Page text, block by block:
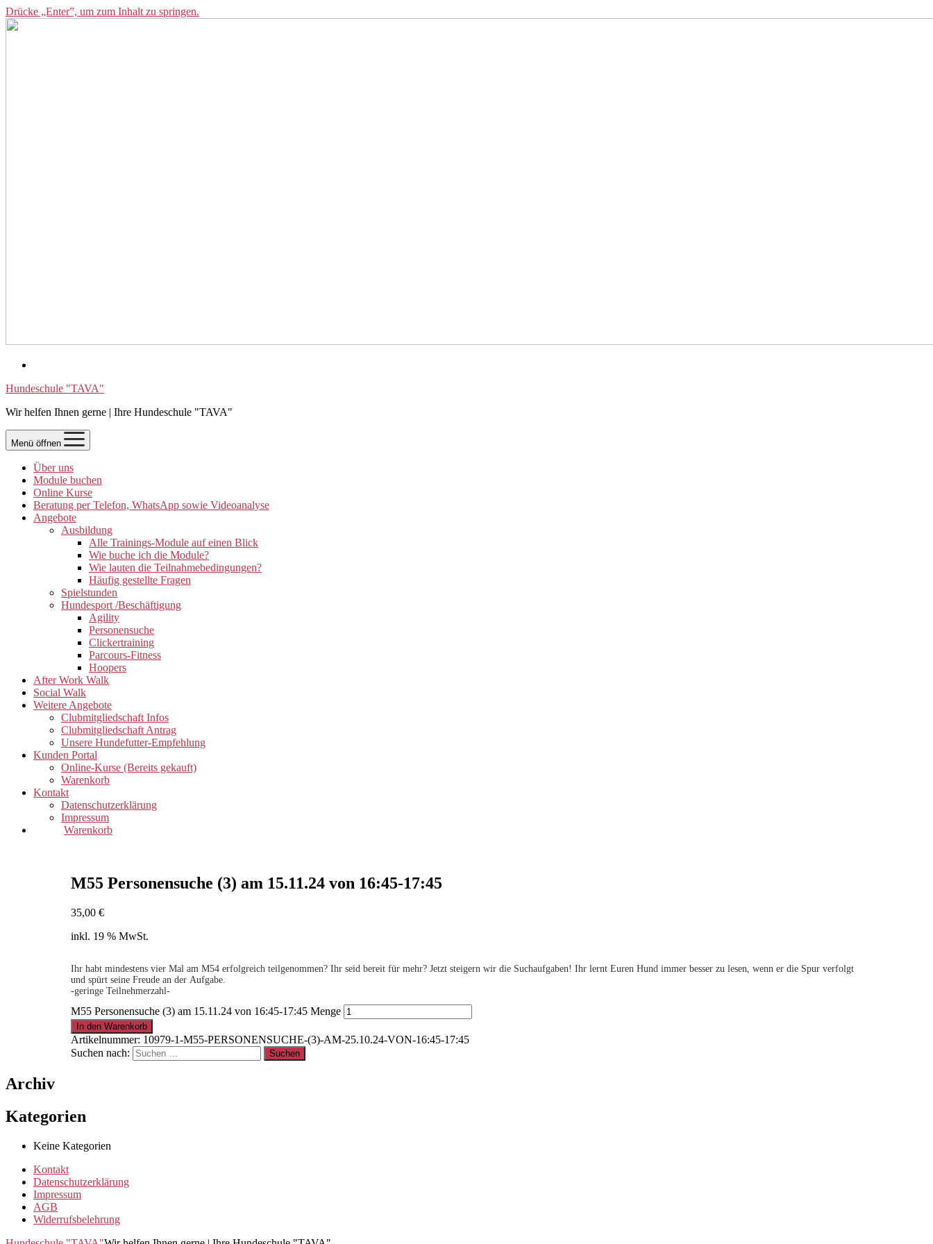
Drücke „Enter”, um zum Inhalt zu springen.
Hundeschule "TAVA"
Wir helfen Ihnen gerne | Ihre Hundeschule "TAVA"
Menü öffnen
Über uns
Module buchen
Online Kurse
Beratung per Telefon, WhatsApp sowie Videoanalyse
Angebote
Ausbildung
Alle Trainings-Module auf einen Blick
Wie buche ich die Module?
Wie lauten die Teilnahmebedingungen?
Häufig gestellte Fragen
Spielstunden
Hundesport /Beschäftigung
Agility
Personensuche
Clickertraining
Parcours-Fitness
Hoopers
After Work Walk
Social Walk
Weitere Angebote
Clubmitgliedschaft Infos
Clubmitgliedschaft Antrag
Unsere Hundefutter-Empfehlung
Kunden Portal
Online-Kurse (Bereits gekauft)
Warenkorb
Kontakt
Datenschutzerklärung
Impressum
Warenkorb
M55 Personensuche (3) am 15.11.24 von 16:45-17:45
35,00€
inkl. 19 % MwSt.
Ihr habt mindestens vier Mal am M54 erfolgreich teilgenommen? Ihr seid bereit für mehr? Jetzt steigern wir die Suchaufgaben! Ihr lernt Euren Hund immer besser zu lesen, wenn er die Spur verfolgt
und spürt seine Freude an der Aufgabe.
-geringe Teilnehmerzahl-
.
Clubmitglied werden ?
M55 Personensuche (3) am 15.11.24 von 16:45-17:45 Menge
In den Warenkorb
Artikelnummer: 10979-1-M55-PERSONENSUCHE-(3)-AM-25.10.24-VON-16:45-17:45
Suchen nach:
Archiv
Kategorien
Keine Kategorien
Kontakt
Datenschutzerklärung
Impressum
AGB
Widerrufsbelehrung